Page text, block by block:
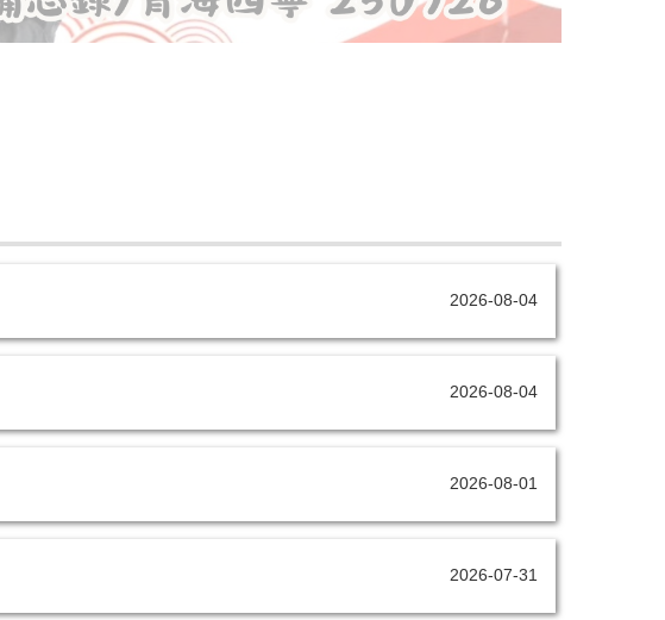
2026-08-04
2026-08-04
2026-08-01
2026-07-31